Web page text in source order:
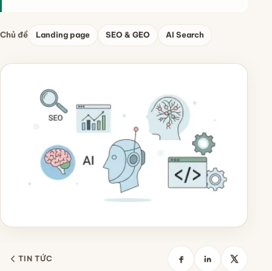
Chủ đề Landing page SEO & GEO AI Search
TIN TỨC